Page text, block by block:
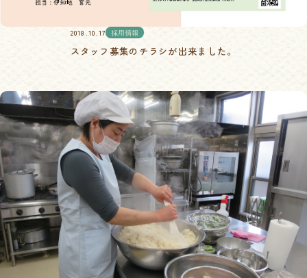
2018.10.17 採用情報
スタッフ募集のチラシが出来ました。